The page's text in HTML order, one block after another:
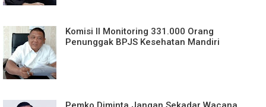
Komisi II Monitoring 331.000 Orang
Penunggak BPJS Kesehatan Mandiri